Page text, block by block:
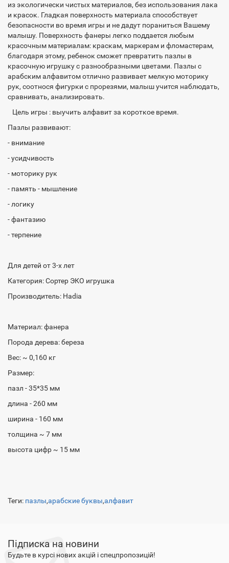
из экологически чистых материалов, без использования лака
и красок. Гладкая поверхность материала способствует
безопасности во время игры и не дадут пораниться Вашему
малышу. Поверхность фанеры легко поддается любым
красочным материалам: краскам, маркерам и фломастерам,
благодаря этому, ребенок сможет превратить пазлы в
красочную игрушку с разнообразными цветами. Пазлы с
арабским алфавитом отлично развивает мелкую моторику
рук, соотнося фигурки с прорезями, малыш учится наблюдать,
сравнивать, анализировать.
Цель игры : выучить алфавит за короткое время.
Пазлы развивают:
- внимание
- усидчивость
- моторику рук
- память - мышление
- логику
- фантазию
- терпение
Для детей от 3-х лет
Категория: Сортер ЭКО игрушка
Производитель: Hadia
Материал: фанера
Порода дерева: береза
Вес: ~ 0,160 кг
Размер:
пазл - 35*35 мм
длина - 260 мм
ширина - 160 мм
толщина ~ 7 мм
высота цифр ~ 15 мм
Теги: пазлы,арабские буквы,алфавит
Підписка на новини
Будьте в курсі нових акцій і спецпропозицій!